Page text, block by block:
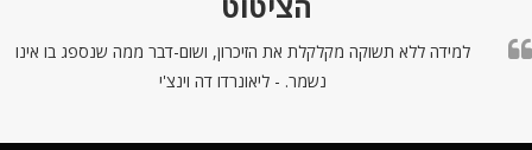
למידה ללא תשוקה מקלקלת את הזיכרון, ושום-דבר ממה שנספג בו אינו
נשמר. - ליאונרדו דה וינצ'י